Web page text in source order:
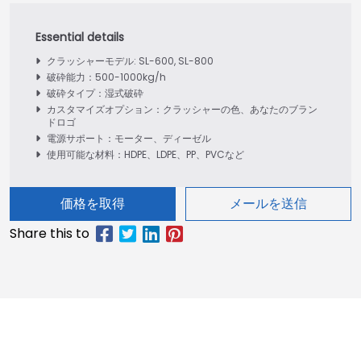
クラッシャーモデル: SL-600, SL-800
破砕能力：500-1000kg/h
破砕タイプ：湿式破砕
カスタマイズオプション：クラッシャーの色、あなたのブラン
ドロゴ
電源サポート：モーター、ディーゼル
使用可能な材料：HDPE、LDPE、PP、PVCなど
価格を取得 メールを送信